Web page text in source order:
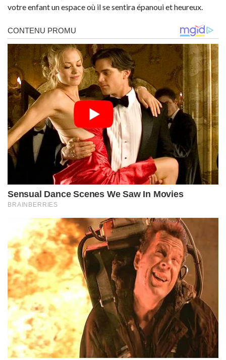
votre enfant un espace où il se sentira épanoui et heureux.